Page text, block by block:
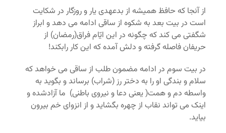
از آنجا که حافظ همیشه از بدعهدی یار و روزگار در شکایت
است در بیت بعد به شکوه از ساقی ادامه می دهد و ابراز
شگفتی می کند که چگونه در این ایّام فراق(رمضان) از
حریفان فاصله گرفته و دلش آمده که این کار رابکند!
در بیت سوم در ادامه مضمون طلب از ساقی می خواهد که
سلام و بندگی او را به دختر رز (شراب) برساند و بگوید به
واسطه دم و همت( یعنی دعا و نیروی باطنی) ما آزادشده و
اینک می تواند نقاب از چهره بگشاید و از انزوای خم بیرون
بیاید.